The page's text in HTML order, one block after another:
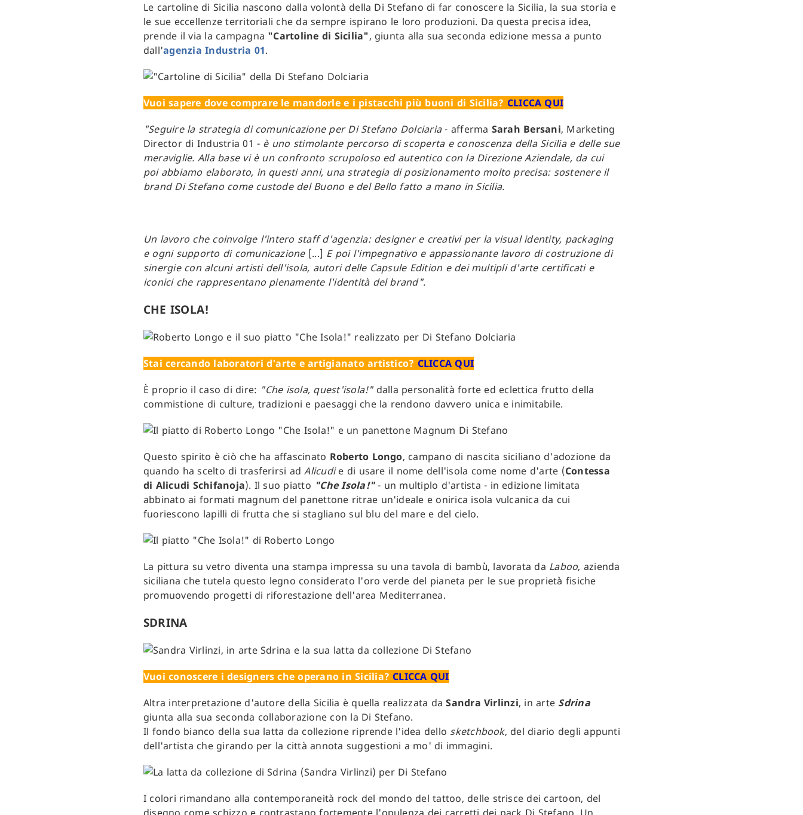
Le cartoline di Sicilia nascono dalla volontà della Di Stefano di far conoscere la Sicilia, la sua storia e
le sue eccellenze territoriali che da sempre ispirano le loro produzioni. Da questa precisa idea,
prende il via la campagna "Cartoline di Sicilia", giunta alla sua seconda edizione messa a punto
dall'agenzia Industria 01.
Vuoi sapere dove comprare le mandorle e i pistacchi più buoni di Sicilia? CLICCA QUI
"Seguire la strategia di comunicazione per Di Stefano Dolciaria- afferma Sarah Bersani, Marketing
Director di Industria 01 - è uno stimolante percorso di scoperta e conoscenza della Sicilia e delle sue
meraviglie. Alla base vi è un confronto scrupoloso ed autentico con la Direzione Aziendale, da cui
poi abbiamo elaborato, in questi anni, una strategia di posizionamento molto precisa: sostenere il
brand Di Stefano come custode del Buono e del Bello fatto a mano in Sicilia.
Un lavoro che coinvolge l'intero staff d'agenzia: designer e creativi per la visual identity, packaging
e ogni supporto di comunicazione [...] E poi l'impegnativo e appassionante lavoro di costruzione di
sinergie con alcuni artisti dell'isola, autori delle Capsule Edition e dei multipli d'arte certificati e
iconici che rappresentano pienamente l'identità del brand".
CHE ISOLA!
Stai cercando laboratori d'arte e artigianato artistico? CLICCA QUI
È proprio il caso di dire: "Che isola, quest'isola!"dalla personalità forte ed eclettica frutto della
commistione di culture, tradizioni e paesaggi che la rendono davvero unica e inimitabile.
Questo spirito è ciò che ha affascinato Roberto Longo, campano di nascita siciliano d'adozione da
quando ha scelto di trasferirsi adAlicudie di usare il nome dell'isola come nome d'arte (Contessa
di Alicudi Schifanoja). Il suo piatto "Che Isola!"- un multiplo d'artista - in edizione limitata
abbinato ai formati magnum del panettone ritrae un'ideale e onirica isola vulcanica da cui
fuoriescono lapilli di frutta che si stagliano sul blu del mare e del cielo.
La pittura su vetro diventa una stampa impressa su una tavola di bambù̀, lavorata da Laboo, azienda
siciliana che tutela questo legno considerato l'oro verde del pianeta per le sue proprietà̀ fisiche
promuovendo progetti di riforestazione dell'area Mediterranea.
SDRINA
Vuoi conoscere i designers che operano in Sicilia? CLICCA QUI
Altra interpretazione d'autore della Sicilia è quella realizzata daSandra Virlinzi, in arte Sdrina
giunta alla sua seconda collaborazione con la Di Stefano.
Il fondo bianco della sua latta da collezione riprende l'idea dello sketchbook, del diario degli appunti
dell'artista che girando per la città annota suggestioni a mo' di immagini.
I colori rimandano alla contemporaneità rock del mondo del tattoo, delle strisce dei cartoon, del